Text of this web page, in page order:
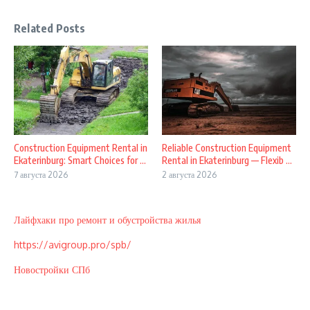
Related Posts
Construction Equipment Rental in
Ekaterinburg: Smart Choices for ...
7 августа 2026
Reliable Construction Equipment
Rental in Ekaterinburg — Flexib ...
2 августа 2026
Лайфхаки про ремонт и обустройства жилья
https://avigroup.pro/spb/
Новостройки СПб